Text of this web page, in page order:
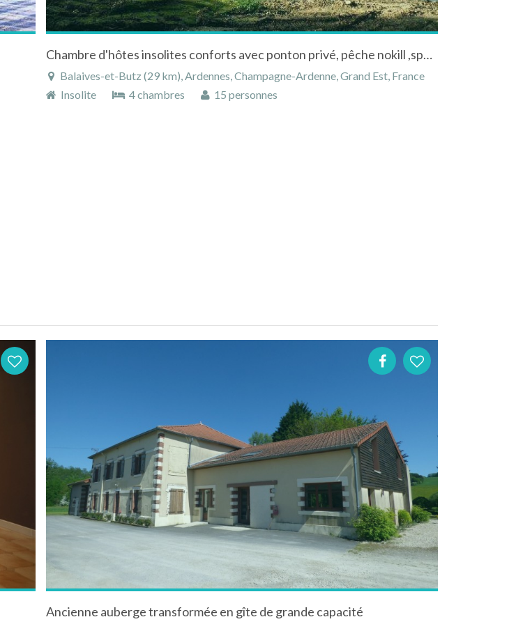
Chambre d'hôtes insolites conforts avec ponton privé, pêche nokill ,spa et sauna dans les Ardennes
Balaives-et-Butz (29 km), Ardennes, Champagne-Ardenne, Grand Est, France
Insolite
4 chambres 15 personnes
Ancienne auberge transformée en gîte de grande capacité